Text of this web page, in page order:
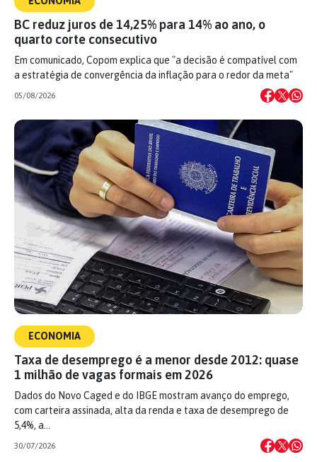
BC reduz juros de 14,25% para 14% ao ano, o
quarto corte consecutivo
Em comunicado, Copom explica que "a decisão é compatível com
a estratégia de convergência da inflação para o redor da meta"
05/08/2026
ECONOMIA
Taxa de desemprego é a menor desde 2012: quase
1 milhão de vagas formais em 2026
Dados do Novo Caged e do IBGE mostram avanço do emprego,
com carteira assinada, alta da renda e taxa de desemprego de
5,4%, a…
30/07/2026